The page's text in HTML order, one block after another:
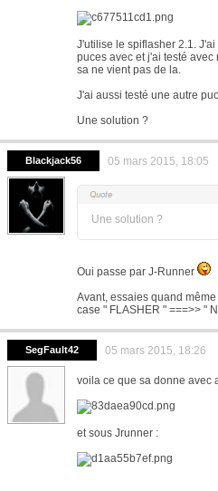
J'utilise le spiflasher 2.1.
puces avec et j'ai testé
sa ne vient pas de la.
J'ai aussi testé une autre
Une solution ?
Blackjack56 05 mars 2015, 18:05
Une solution ?
Oui passe par J-Runner
Avant, essaies quand
case " FLASHER " ===>> "
SegFault42 05 mars 2015, 18:26
voila ce que sa donne avec
et sous Jrunner :